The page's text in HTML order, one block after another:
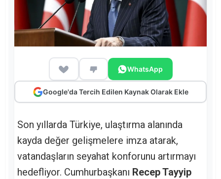
WhatsApp
Google'da Tercih Edilen Kaynak Olarak Ekle
Son yıllarda Türkiye, ulaştırma alanında
kayda değer gelişmelere imza atarak,
vatandaşların seyahat konforunu artırmayı
hedefliyor. Cumhurbaşkanı Recep Tayyip